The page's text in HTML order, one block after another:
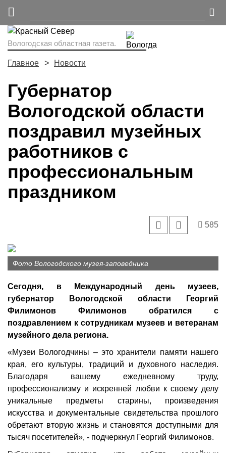
Вологодская областная газета.
Главное Новости
Губернатор
Вологодской области
поздравил музейных
работников с
профессиональным
праздником
585
Фото Вологодского музея-заповедника
Сегодня, в Международный день музеев,
губернатор Вологодской области Георгий
Филимонов Филимонов обратился с
поздравлением к сотрудникам музеев и ветеранам
музейного дела региона.
«Музеи Вологодчины – это хранители памяти нашего
края, его культуры, традиций и духовного наследия.
Благодаря вашему ежедневному труду,
профессионализму и искренней любви к своему делу
уникальные предметы старины, произведения
искусства и документальные свидетельства прошлого
обретают вторую жизнь и становятся доступными для
тысяч посетителей», - подчеркнул Георгий Филимонов.